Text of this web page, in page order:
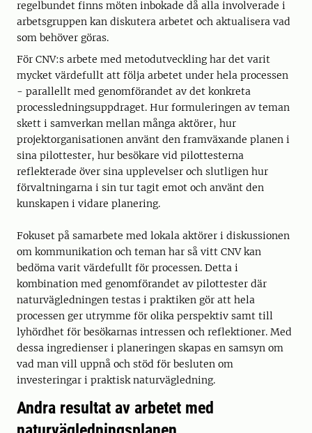
regelbundet finns möten inbokade då alla involverade i
arbetsgruppen kan diskutera arbetet och aktualisera vad
som behöver göras.
För CNV:s arbete med metodutveckling har det varit
mycket värdefullt att följa arbetet under hela processen
- parallellt med genomförandet av det konkreta
processledningsuppdraget. Hur formuleringen av teman
skett i samverkan mellan många aktörer, hur
projektorganisationen använt den framväxande planen i
sina pilottester, hur besökare vid pilottesterna
reflekterade över sina upplevelser och slutligen hur
förvaltningarna i sin tur tagit emot och använt den
kunskapen i vidare planering.
Fokuset på samarbete med lokala aktörer i diskussionen
om kommunikation och teman har så vitt CNV kan
bedöma varit värdefullt för processen. Detta i
kombination med genomförandet av pilottester där
naturvägledningen testas i praktiken gör att hela
processen ger utrymme för olika perspektiv samt till
lyhördhet för besökarnas intressen och reflektioner. Med
dessa ingredienser i planeringen skapas en samsyn om
vad man vill uppnå och stöd för besluten om
investeringar i praktisk naturvägledning.
Andra resultat av arbetet med